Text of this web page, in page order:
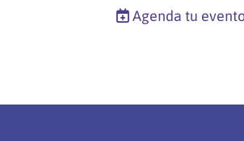
Agenda tu